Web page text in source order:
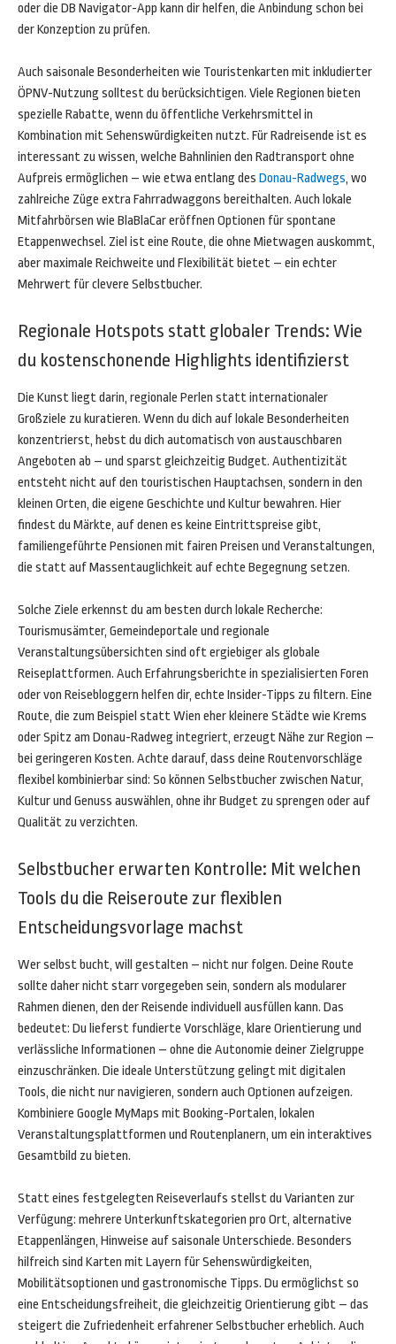
oder die DB Navigator-App kann dir helfen, die Anbindung schon bei
der Konzeption zu prüfen.
Auch saisonale Besonderheiten wie Touristenkarten mit inkludierter
ÖPNV-Nutzung solltest du berücksichtigen. Viele Regionen bieten
spezielle Rabatte, wenn du öffentliche Verkehrsmittel in
Kombination mit Sehenswürdigkeiten nutzt. Für Radreisende ist es
interessant zu wissen, welche Bahnlinien den Radtransport ohne
Aufpreis ermöglichen – wie etwa entlang des Donau-Radwegs, wo
zahlreiche Züge extra Fahrradwaggons bereithalten. Auch lokale
Mitfahrbörsen wie BlaBlaCar eröffnen Optionen für spontane
Etappenwechsel. Ziel ist eine Route, die ohne Mietwagen auskommt,
aber maximale Reichweite und Flexibilität bietet – ein echter
Mehrwert für clevere Selbstbucher.
Regionale Hotspots statt globaler Trends: Wie
du kostenschonende Highlights identifizierst
Die Kunst liegt darin, regionale Perlen statt internationaler
Großziele zu kuratieren. Wenn du dich auf lokale Besonderheiten
konzentrierst, hebst du dich automatisch von austauschbaren
Angeboten ab – und sparst gleichzeitig Budget. Authentizität
entsteht nicht auf den touristischen Hauptachsen, sondern in den
kleinen Orten, die eigene Geschichte und Kultur bewahren. Hier
findest du Märkte, auf denen es keine Eintrittspreise gibt,
familiengeführte Pensionen mit fairen Preisen und Veranstaltungen,
die statt auf Massentauglichkeit auf echte Begegnung setzen.
Solche Ziele erkennst du am besten durch lokale Recherche:
Tourismusämter, Gemeindeportale und regionale
Veranstaltungsübersichten sind oft ergiebiger als globale
Reiseplattformen. Auch Erfahrungsberichte in spezialisierten Foren
oder von Reisebloggern helfen dir, echte Insider-Tipps zu filtern. Eine
Route, die zum Beispiel statt Wien eher kleinere Städte wie Krems
oder Spitz am Donau-Radweg integriert, erzeugt Nähe zur Region –
bei geringeren Kosten. Achte darauf, dass deine Routenvorschläge
flexibel kombinierbar sind: So können Selbstbucher zwischen Natur,
Kultur und Genuss auswählen, ohne ihr Budget zu sprengen oder auf
Qualität zu verzichten.
Selbstbucher erwarten Kontrolle: Mit welchen
Tools du die Reiseroute zur flexiblen
Entscheidungsvorlage machst
Wer selbst bucht, will gestalten – nicht nur folgen. Deine Route
sollte daher nicht starr vorgegeben sein, sondern als modularer
Rahmen dienen, den der Reisende individuell ausfüllen kann. Das
bedeutet: Du lieferst fundierte Vorschläge, klare Orientierung und
verlässliche Informationen – ohne die Autonomie deiner Zielgruppe
einzuschränken. Die ideale Unterstützung gelingt mit digitalen
Tools, die nicht nur navigieren, sondern auch Optionen aufzeigen.
Kombiniere Google MyMaps mit Booking-Portalen, lokalen
Veranstaltungsplattformen und Routenplanern, um ein interaktives
Gesamtbild zu bieten.
Statt eines festgelegten Reiseverlaufs stellst du Varianten zur
Verfügung: mehrere Unterkunftskategorien pro Ort, alternative
Etappenlängen, Hinweise auf saisonale Unterschiede. Besonders
hilfreich sind Karten mit Layern für Sehenswürdigkeiten,
Mobilitätsoptionen und gastronomische Tipps. Du ermöglichst so
eine Entscheidungsfreiheit, die gleichzeitig Orientierung gibt – das
steigert die Zufriedenheit erfahrener Selbstbucher erheblich. Auch